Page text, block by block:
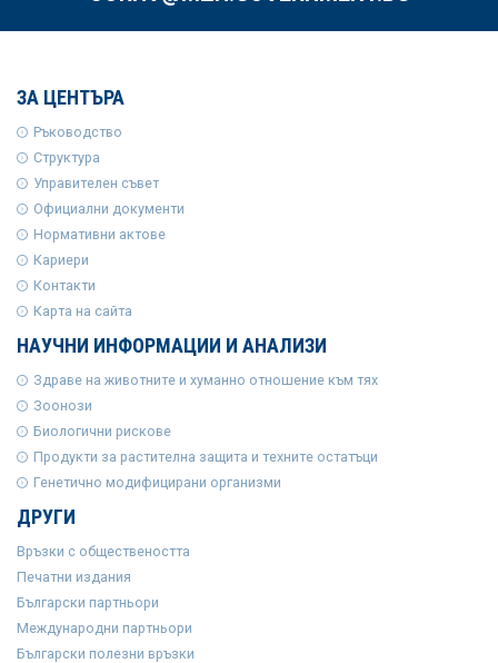
ЗА ЦЕНТЪРА
Ръководство
Структура
Управителен съвет
Официални документи
Нормативни актове
Кариери
Контакти
Карта на сайта
НАУЧНИ ИНФОРМАЦИИ И АНАЛИЗИ
Здраве на животните и хуманно отношение към тях
Зоонози
Биологични рискове
Продукти за растителна защита и техните остатъци
Генетично модифицирани организми
ДРУГИ
Връзки с обществеността
Печатни издания
Български партньори
Международни партньори
Български полезни връзки